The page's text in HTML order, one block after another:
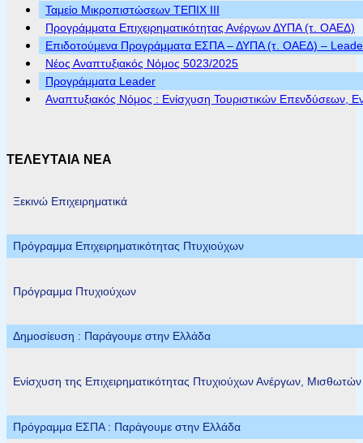
Ταμείο Μικροπιστώσεων ΤΕΠΙΧ ΙΙΙ
Προγράμματα Επιχειρηματικότητας Ανέργων ΔΥΠΑ (τ. ΟΑΕΔ)
Επιδοτούμενα Προγράμματα ΕΣΠΑ – ΔΥΠΑ (τ. ΟΑΕΔ) – Leader
Νέος Αναπτυξιακός Νόμος 5023/2025
Προγράμματα Leader
Αναπτυξιακός Νόμος : Ενίσχυση Τουριστικών Επενδύσεων,
ΤΕΛΕΥΤΑΙΑ ΝΕΑ
Ξεκινώ Επιχειρηματικά
Πρόγραμμα Επιχειρηματικότητας Πτυχιούχων
Πρόγραμμα Πτυχιούχων
Δημοσίευση : Παράγουμε στην Ελλάδα
Ενίσχυση της Επιχειρηματικότητας Πτυχιούχων Ανέργων,
Πρόγραμμα ΕΣΠΑ : Παράγουμε στην Ελλάδα